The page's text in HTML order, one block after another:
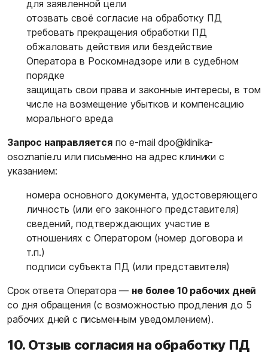
для заявленной цели
отозвать своё согласие на обработку ПД
требовать прекращения обработки ПД
обжаловать действия или бездействие
Оператора в Роскомнадзоре или в судебном
порядке
защищать свои права и законные интересы, в том
числе на возмещение убытков и компенсацию
морального вреда
Запрос направляетсяпо e-maildpo@klinika-
osoznanie.ru или письменно на адрес клиники с
указанием:
номера основного документа, удостоверяющего
личность (или его законного представителя)
сведений, подтверждающих участие в
отношениях с Оператором (номер договора и
т.п.)
подписи субъекта ПД (или представителя)
Срок ответа Оператора — не более 10 рабочих дней
со дня обращения (с возможностью продления до 5
рабочих дней с письменным уведомлением).
10. Отзыв согласия на обработку ПД